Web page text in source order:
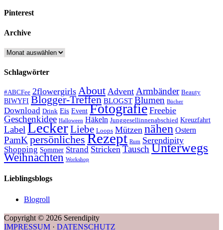
Pinterest
Archive
Archive
Schlagwörter
#ABCFee 2flowergirls About Advent Armbänder Beauty
BIWYFI Blogger-Treffen BLOGST Blumen Bücher
Download Drink Eis Event Fotografie Freebie
Geschenkidee Halloween Häkeln Junggesellinnenabschied Kreuzfahrt
LabelLeckerLiebe Loops Mützen nähen Ostern
PamKpersönliches Rezept Rum Serendipity
Shopping Sommer Strand Stricken TauschUnterwegs
Weihnachten Workshop
Lieblingsblogs
Blogroll
Copyright © 2026 Serendipity
IMPRESSUM · DATENSCHUTZ